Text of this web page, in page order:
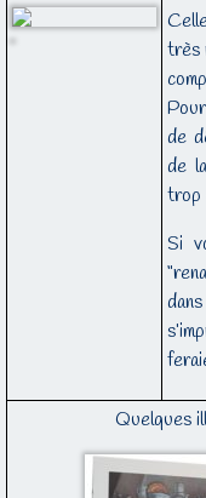
très
de
de
trop
Si
Quelques